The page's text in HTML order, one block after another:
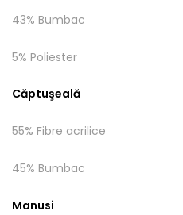
43% Bumbac
5% Poliester
Căptuşeală
55% Fibre acrilice
45% Bumbac
Manusi